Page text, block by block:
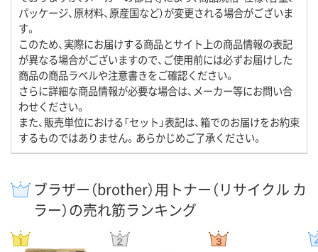
パッケージ、原材料、原産国など）が変更される場合がございま
す。
このため、実際にお届けする商品とサイト上の商品情報の表記
が異なる場合がございますので、ご使用前には必ずお届けした
商品の商品ラベルや注意書きをご確認ください。
さらに詳細な商品情報が必要な場合は、メーカー等にお問い合
わせください。
また、販売単位における「セット」表記は、箱でのお届けをお約束
するものではありません。あらかじめご了承ください。
ブラザー（brother）用トナー（リサイクル カ
ラー）の売れ筋ランキング